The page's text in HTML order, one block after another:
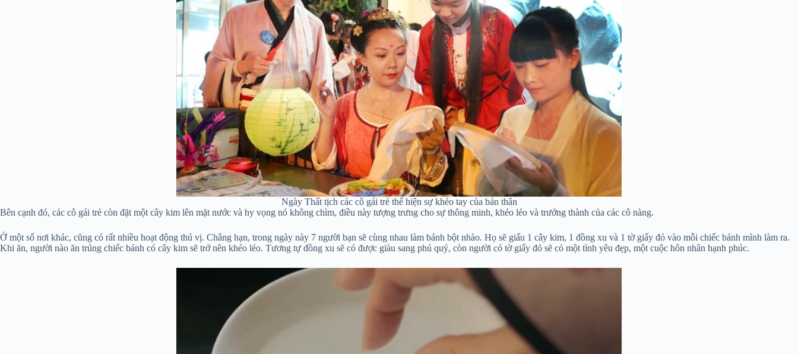
Ngày Thất tịch các cô gái trẻ thể hiện sự khéo tay của bản thân
Bên cạnh đó, các cô gái trẻ còn đặt một cây kim lên mặt nước và hy vọng nó không chìm, điều này tượng trưng cho sự thông minh, khéo léo và trưởng thành của các cô nàng.
Ở một số nơi khác, cũng có rất nhiều hoạt động thú vị. Chẳng hạn, trong ngày này 7 người bạn sẽ cùng nhau làm bánh bột nhào. Họ sẽ giấu 1 cây kim, 1 đồng xu và 1 tờ giấy đỏ vào mỗi chiếc bánh mình làm ra.
Khi ăn, người nào ăn trúng chiếc bánh có cây kim sẽ trở nên khéo léo. Tương tự đồng xu sẽ có được giàu sang phú quý, còn người có tờ giấy đỏ sẽ có một tình yêu đẹp, một cuộc hôn nhân hạnh phúc.